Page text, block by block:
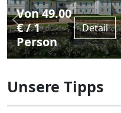
Von 49.00
€ / 1
Person
Detail
Unsere Tipps